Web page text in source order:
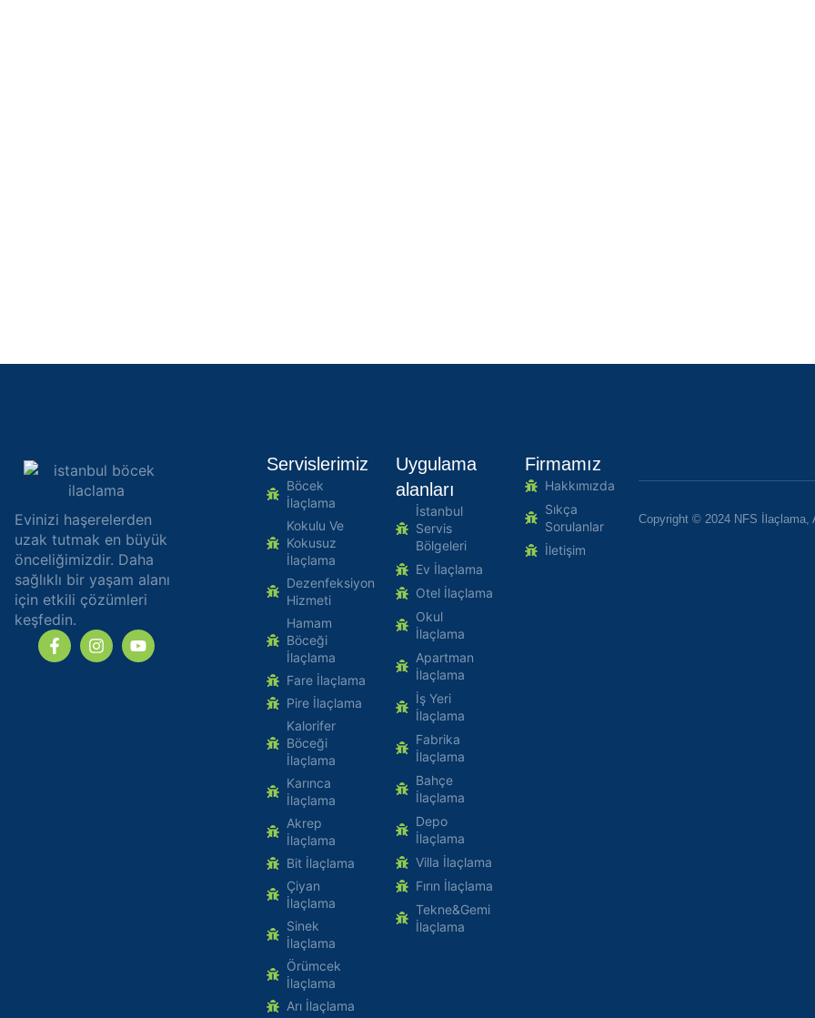
Evinizi haşerelerden
uzak tutmak en büyük
önceliğimizdir. Daha
sağlıklı bir yaşam alanı
için etkili çözümleri
keşfedin.
Servislerimiz
Böcek
İlaçlama
Kokulu Ve
Kokusuz
İlaçlama
Dezenfeksiyon
Hizmeti
Hamam
Böceği
İlaçlama
Fare İlaçlama
Pire İlaçlama
Kalorifer
Böceği
İlaçlama
Karınca
İlaçlama
Akrep
İlaçlama
Bit İlaçlama
Çiyan
İlaçlama
Sinek
İlaçlama
Örümcek
İlaçlama
Arı İlaçlama
Uygulama
alanları
İstanbul
Servis
Bölgeleri
Ev İlaçlama
Otel İlaçlama
Okul
İlaçlama
Apartman
İlaçlama
İş Yeri
İlaçlama
Fabrika
İlaçlama
Bahçe
İlaçlama
Depo
İlaçlama
Villa İlaçlama
Fırın İlaçlama
Tekne&Gemi
İlaçlama
Firmamız
Hakkımızda
Sıkça
Sorulanlar
İletişim
Copyright © 2024 NFS İlaçlama,